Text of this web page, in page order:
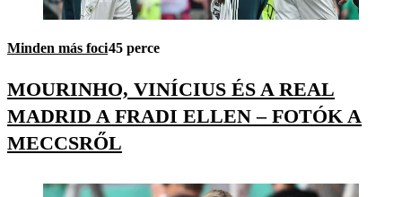
Minden más foci45 perce
MOURINHO, VINÍCIUS ÉS A REAL
MADRID A FRADI ELLEN – FOTÓK A
MECCSRŐL